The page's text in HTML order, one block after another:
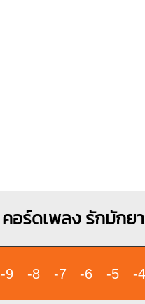
คอร์ดเพลง รักมักย
-9 -8 -7 -6 -5 -4